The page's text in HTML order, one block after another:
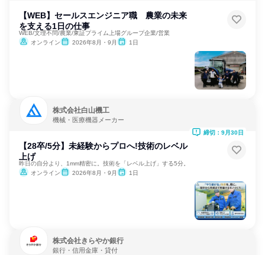
【WEB】セールスエンジニア職 農業の未来
を支える1日の仕事
WEB/文理不問/農業/東証プライム上場グループ企業/営業
オンライン
2026年8月・9月 1日
株式会社白山機工
機械・医療機器メーカー
【28卒/5分】未経験からプロへ!技術のレベル
上げ
昨日の自分より、1mm精密に。技術を「レベル上げ」する5分。
オンライン
2026年8月・9月 1日
締切：9月30日
株式会社きらやか銀行
銀行・信用金庫・貸付